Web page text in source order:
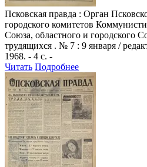
Псковская правда : Орган
городского комитетов
Союза, областного и городского
трудящихся . № 7 : 9 января /
1968. - 4 с. -
Читать Подробнее